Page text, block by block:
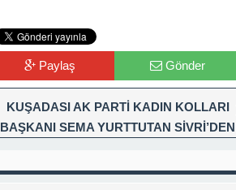
Paylaş Gönder
KUŞADASI AK PARTİ KADIN KOLLARI
BAŞKANI SEMA YURTTUTAN SİVRİ’DEN